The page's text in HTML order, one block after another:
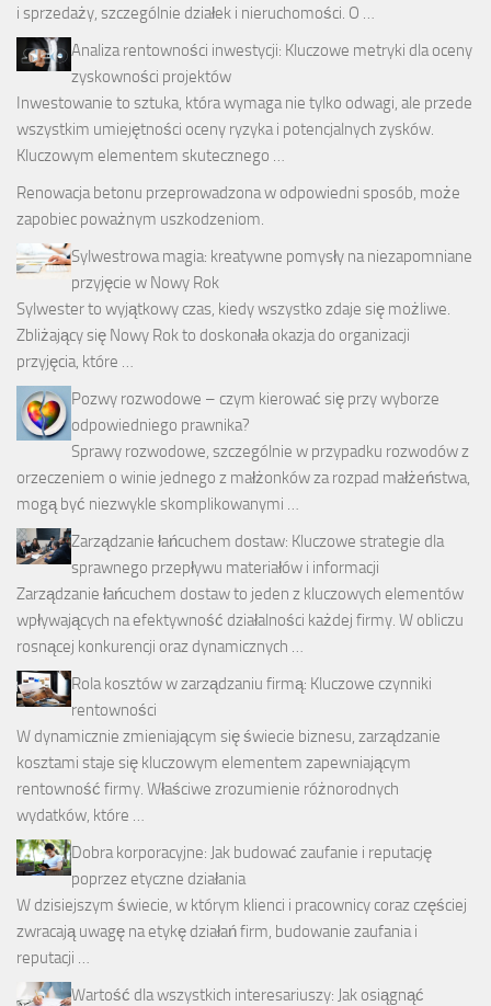
i sprzedaży, szczególnie działek i nieruchomości. O …
Analiza rentowności inwestycji: Kluczowe metryki dla oceny
zyskowności projektów
Inwestowanie to sztuka, która wymaga nie tylko odwagi, ale przede
wszystkim umiejętności oceny ryzyka i potencjalnych zysków.
Kluczowym elementem skutecznego …
Renowacja betonu przeprowadzona w odpowiedni sposób, może
zapobiec poważnym uszkodzeniom.
Sylwestrowa magia: kreatywne pomysły na niezapomniane
przyjęcie w Nowy Rok
Sylwester to wyjątkowy czas, kiedy wszystko zdaje się możliwe.
Zbliżający się Nowy Rok to doskonała okazja do organizacji
przyjęcia, które …
Pozwy rozwodowe – czym kierować się przy wyborze
odpowiedniego prawnika?
Sprawy rozwodowe, szczególnie w przypadku rozwodów z
orzeczeniem o winie jednego z małżonków za rozpad małżeństwa,
mogą być niezwykle skomplikowanymi …
Zarządzanie łańcuchem dostaw: Kluczowe strategie dla
sprawnego przepływu materiałów i informacji
Zarządzanie łańcuchem dostaw to jeden z kluczowych elementów
wpływających na efektywność działalności każdej firmy. W obliczu
rosnącej konkurencji oraz dynamicznych …
Rola kosztów w zarządzaniu firmą: Kluczowe czynniki
rentowności
W dynamicznie zmieniającym się świecie biznesu, zarządzanie
kosztami staje się kluczowym elementem zapewniającym
rentowność firmy. Właściwe zrozumienie różnorodnych
wydatków, które …
Dobra korporacyjne: Jak budować zaufanie i reputację
poprzez etyczne działania
W dzisiejszym świecie, w którym klienci i pracownicy coraz częściej
zwracają uwagę na etykę działań firm, budowanie zaufania i
reputacji …
Wartość dla wszystkich interesariuszy: Jak osiągnąć